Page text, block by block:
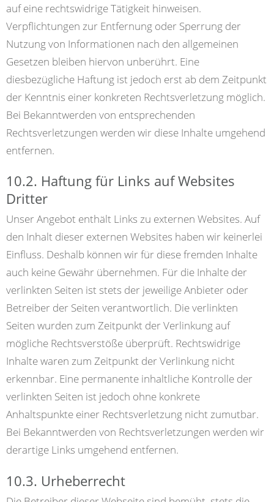
auf eine rechtswidrige Tätigkeit hinweisen.
Verpflichtungen zur Entfernung oder Sperrung der
Nutzung von Informationen nach den allgemeinen
Gesetzen bleiben hiervon unberührt. Eine
diesbezügliche Haftung ist jedoch erst ab dem Zeitpunkt
der Kenntnis einer konkreten Rechtsverletzung möglich.
Bei Bekanntwerden von entsprechenden
Rechtsverletzungen werden wir diese Inhalte umgehend
entfernen.
10.2. Haftung für Links auf Websites
Dritter
Unser Angebot enthält Links zu externen Websites. Auf
den Inhalt dieser externen Websites haben wir keinerlei
Einfluss. Deshalb können wir für diese fremden Inhalte
auch keine Gewähr übernehmen. Für die Inhalte der
verlinkten Seiten ist stets der jeweilige Anbieter oder
Betreiber der Seiten verantwortlich. Die verlinkten
Seiten wurden zum Zeitpunkt der Verlinkung auf
mögliche Rechtsverstöße überprüft. Rechtswidrige
Inhalte waren zum Zeitpunkt der Verlinkung nicht
erkennbar. Eine permanente inhaltliche Kontrolle der
verlinkten Seiten ist jedoch ohne konkrete
Anhaltspunkte einer Rechtsverletzung nicht zumutbar.
Bei Bekanntwerden von Rechtsverletzungen werden wir
derartige Links umgehend entfernen.
10.3. Urheberrecht